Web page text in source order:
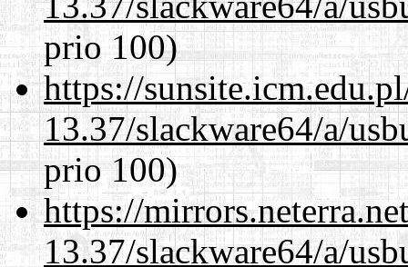
prio 100)
https://
13.37/slackware64/a/
prio 100)
https://
13.37/slackware64/a/